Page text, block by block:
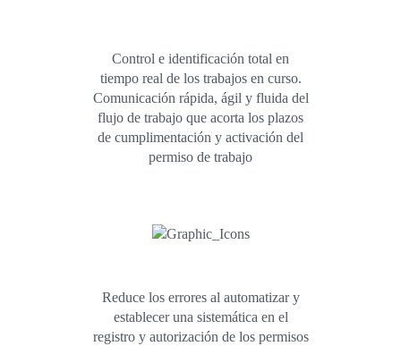
Control e identificación total en
tiempo real de los trabajos en curso.
Comunicación rápida, ágil y fluida del
flujo de trabajo que acorta los plazos
de cumplimentación y activación del
permiso de trabajo
Reduce los errores al automatizar y
establecer una sistemática en el
registro y autorización de los permisos